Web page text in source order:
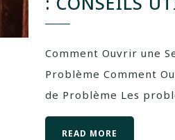
Comment Ouvrir une
Problème Comment
de Problème Les
READ MORE